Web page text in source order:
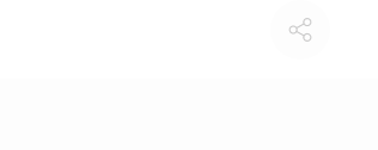
Teilen